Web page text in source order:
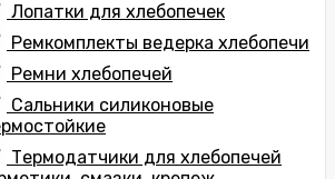
Лопатки для хлебопечек
Ремкомплекты ведерка хлебопечи
Ремни хлебопечей
Сальники силиконовые
Термодатчики для хлебопечей